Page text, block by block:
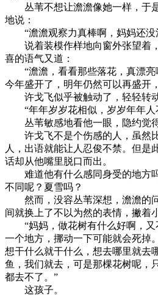
丛苇不想让澹澹像她一样，于
地说：
“澹澹观察力真棒啊，妈妈还没
说着装模作样地向窗外张望着
喜的语气又道：
“澹澹，看看那些落花，真漂亮
今年盛开了，明年仍然可以再盛开
许戈飞似乎被触动了，轻轻转动
“年年岁岁花相似，岁岁年年人
丛苇敏感地看他一眼，隐约觉得
许戈飞不是个伤感的人，虽然
人，出语就能让人忍俊不禁。但是
话却从他嘴里脱口而出。
难道他有什么感同身受的地方
不同呢？夏雪吗？
然而，没容丛苇深想，澹澹的
间就换上了不以为然的表情，撇着
“妈妈，做花树有什么好啊，又
一个地方，挪动一下可能就会死掉
想干什么就干什么，想去哪里就去
鱼，我们就去，可是那棵花树呢，
都去不了。”
这孩子。